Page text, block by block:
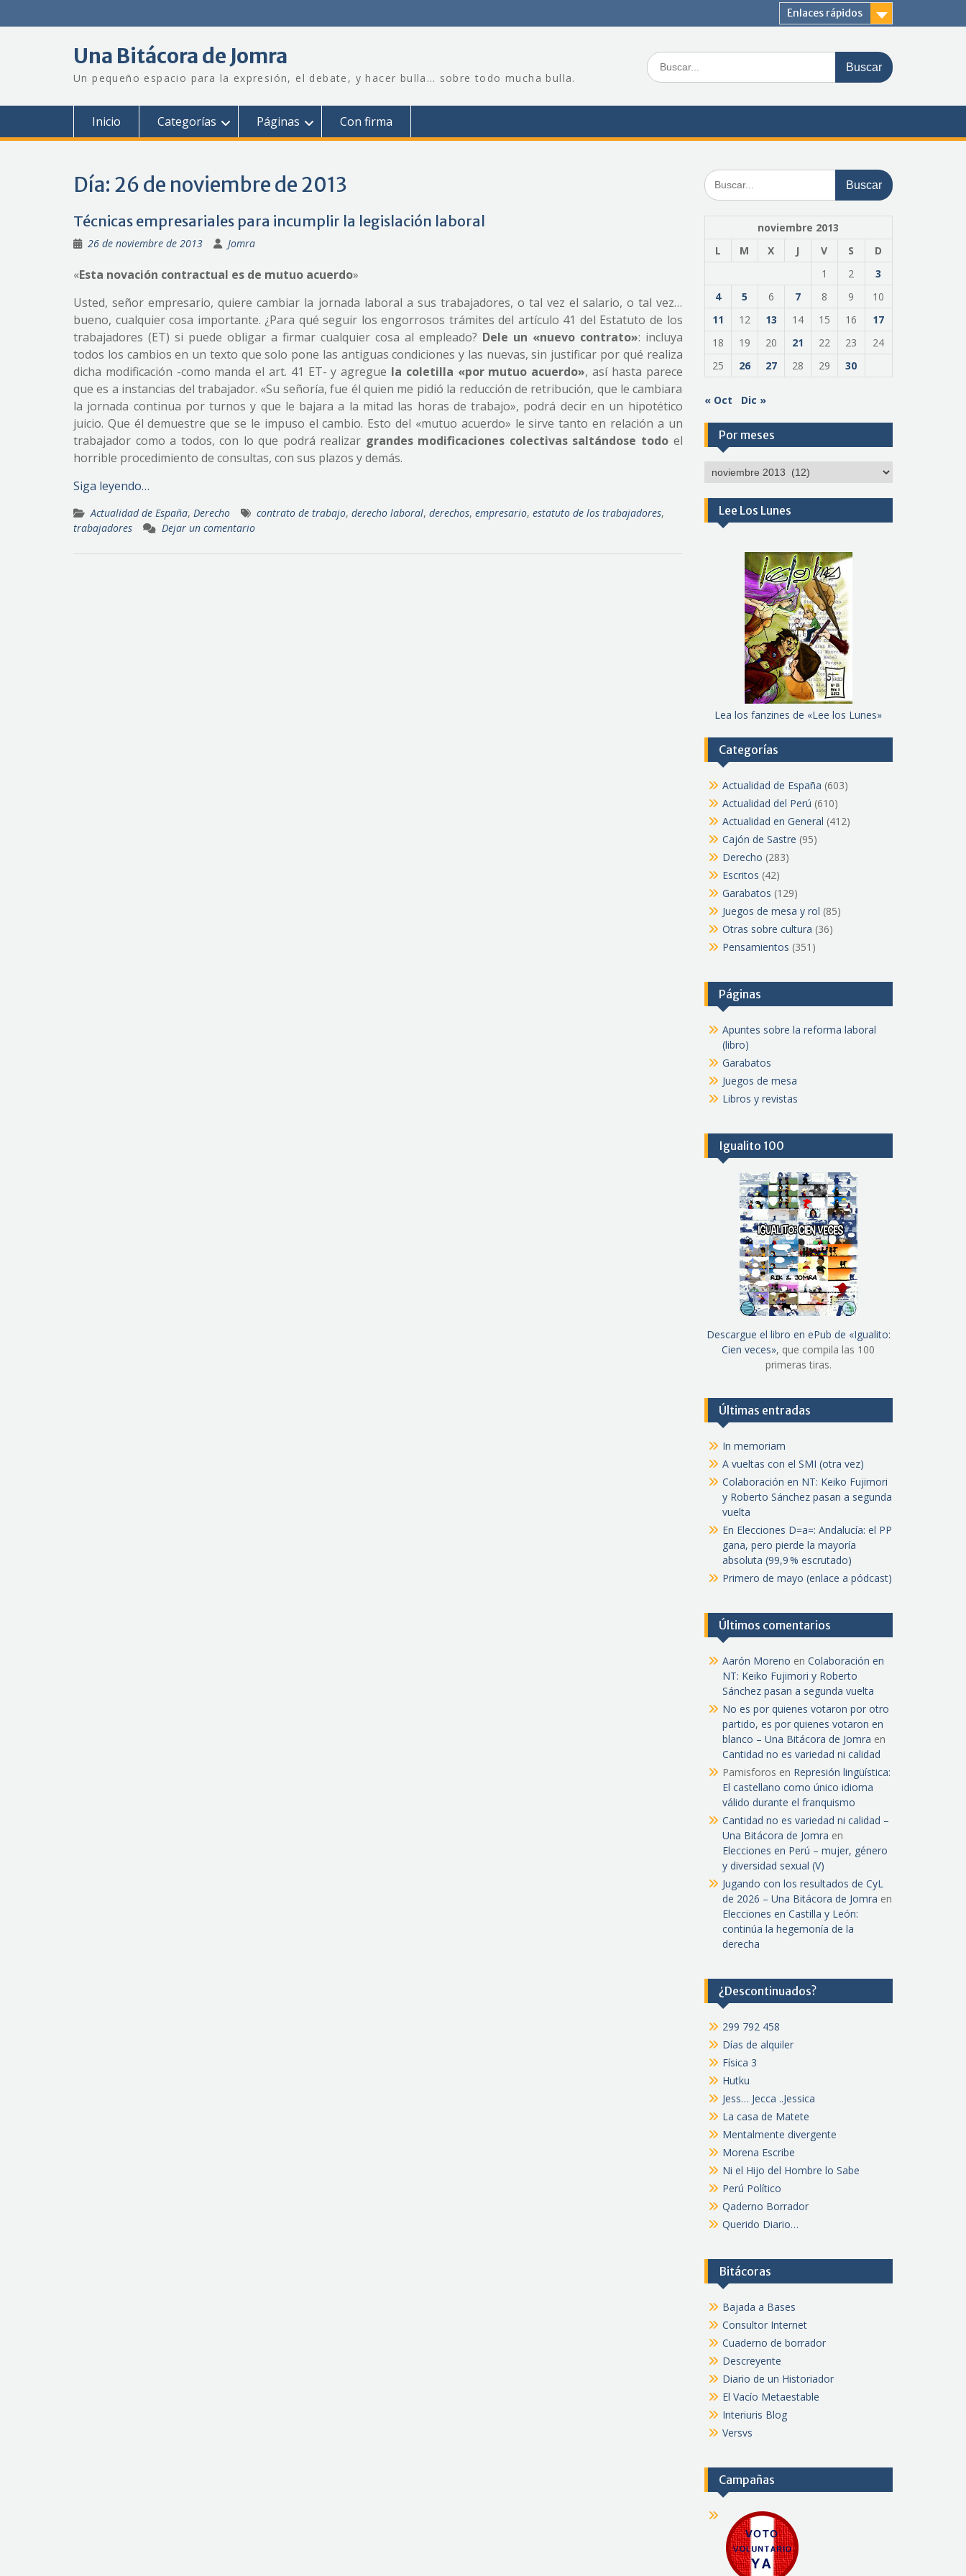
Enlaces rápidos
Una Bitácora de Jomra
Un pequeño espacio para la expresión, el debate, y hacer bulla… sobre todo mucha bulla.
Buscar:
Inicio Categorías Páginas Con firma
Día: 26 de noviembre de 2013
Técnicas empresariales para incumplir la legislación laboral
26 de noviembre de 2013 Jomra
«Esta novación contractual es de mutuo acuerdo»
Usted, señor empresario, quiere cambiar la jornada laboral a sus trabajadores, o tal vez el salario, o tal vez…
bueno, cualquier cosa importante. ¿Para qué seguir los engorrosos trámites del artículo 41 del Estatuto de los
trabajadores (ET) si puede obligar a firmar cualquier cosa al empleado? Dele un «nuevo contrato»: incluya
todos los cambios en un texto que solo pone las antiguas condiciones y las nuevas, sin justificar por qué realiza
dicha modificación -como manda el art. 41 ET- y agregue la coletilla «por mutuo acuerdo», así hasta parece
que es a instancias del trabajador. «Su señoría, fue él quien me pidió la reducción de retribución, que le cambiara
la jornada continua por turnos y que le bajara a la mitad las horas de trabajo», podrá decir en un hipotético
juicio. Que él demuestre que se le impuso el cambio. Esto del «mutuo acuerdo» le sirve tanto en relación a un
trabajador como a todos, con lo que podrá realizar grandes modificaciones colectivas saltándose todoel
horrible procedimiento de consultas, con sus plazos y demás.
Siga leyendo…
Actualidad de España, Derecho contrato de trabajo, derecho laboral, derechos, empresario, estatuto de los trabajadores,
trabajadores
Dejar un comentario
Buscar:
noviembre 2013
L
M X J V S
D
1
2
3
4
5 6 7 8 9
10
11
12 13 14 15 16
17
18
19 20 21 22 23
24
25
26 27 28 29 30
« Oct Dic »
Por meses
Por
Lee Los Lunes
Lea los fanzines de «Lee los Lunes»
Categorías
Actualidad de España (603)
Actualidad del Perú (610)
Actualidad en General (412)
Cajón de Sastre (95)
Derecho (283)
Escritos (42)
Garabatos (129)
Juegos de mesa y rol (85)
Otras sobre cultura (36)
Pensamientos (351)
Páginas
Apuntes sobre la reforma laboral
(libro)
Garabatos
Juegos de mesa
Libros y revistas
Igualito 100
Descargue el libro en ePub de «Igualito:
Cien veces», que compila las 100
primeras tiras.
Últimas entradas
In memoriam
A vueltas con el SMI (otra vez)
Colaboración en NT: Keiko Fujimori
y Roberto Sánchez pasan a segunda
vuelta
En Elecciones D=a=: Andalucía: el PP
gana, pero pierde la mayoría
absoluta (99,9 % escrutado)
Primero de mayo (enlace a pódcast)
Últimos comentarios
Aarón Moreno en Colaboración en
NT: Keiko Fujimori y Roberto
Sánchez pasan a segunda vuelta
No es por quienes votaron por otro
partido, es por quienes votaron en
blanco – Una Bitácora de Jomra en
Cantidad no es variedad ni calidad
Pamisforos en Represión lingüística:
El castellano como único idioma
válido durante el franquismo
Cantidad no es variedad ni calidad –
Una Bitácora de Jomra en
Elecciones en Perú – mujer, género
y diversidad sexual (V)
Jugando con los resultados de CyL
de 2026 – Una Bitácora de Jomra en
Elecciones en Castilla y León:
continúa la hegemonía de la
derecha
¿Descontinuados?
299 792 458
Días de alquiler
Física 3
Hutku
Jess… Jecca ..Jessica
La casa de Matete
Mentalmente divergente
Morena Escribe
Ni el Hijo del Hombre lo Sabe
Perú Político
Qaderno Borrador
Querido Diario…
Bitácoras
Bajada a Bases
Consultor Internet
Cuaderno de borrador
Descreyente
Diario de un Historiador
El Vacío Metaestable
Interiuris Blog
Versvs
Campañas